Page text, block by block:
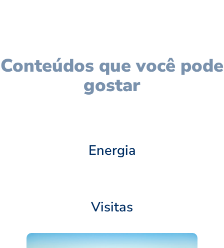
Conteúdos que você pode
gostar
Energia
Visitas